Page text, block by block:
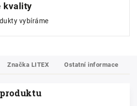
kvality
vybíráme
Značka LITEX Ostatní informace